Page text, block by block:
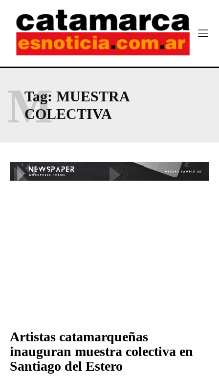
Tag: MUESTRA
COLECTIVA
M
Artistas catamarqueñas
inauguran muestra colectiva en
Santiago del Estero